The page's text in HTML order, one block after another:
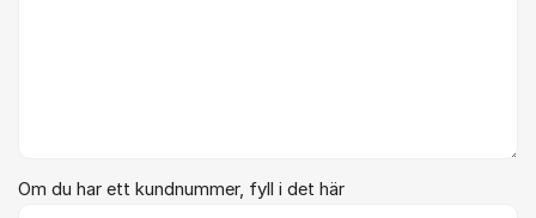
Om du har ett kundnummer, fyll i det här